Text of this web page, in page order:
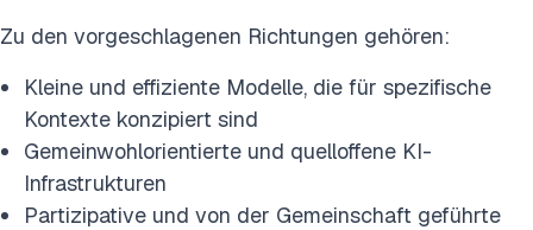
Zu den vorgeschlagenen Richtungen gehören:
Kleine und effiziente Modelle, die für spezifische
Kontexte konzipiert sind
Gemeinwohlorientierte und quelloffene KI-
Infrastrukturen
Partizipative und von der Gemeinschaft geführte